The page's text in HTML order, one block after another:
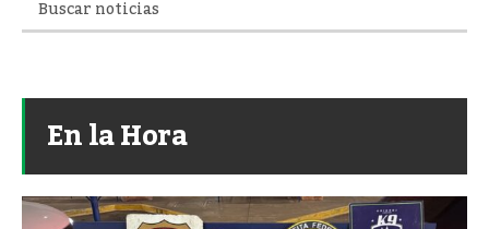
En la Hora